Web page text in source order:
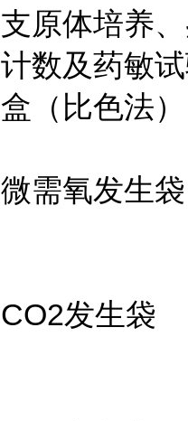
支原体培养
计数及药敏
盒（比色法）
微需氧发生袋
CO2发生袋